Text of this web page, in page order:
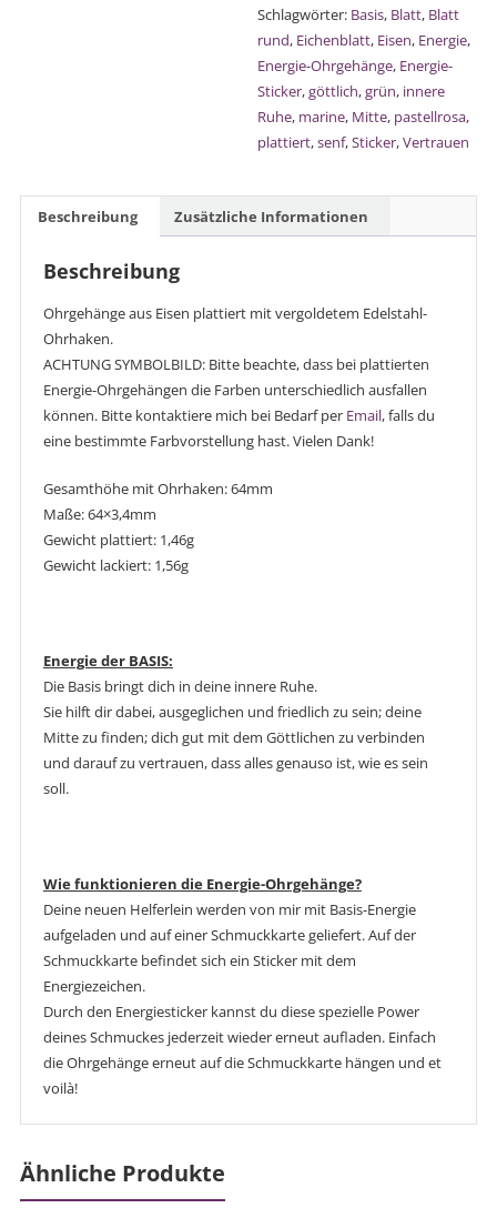
Schlagwörter: Basis, Blatt, Blatt
rund, Eichenblatt, Eisen, Energie,
Energie-Ohrgehänge, Energie-
Sticker,göttlich,grün, innere
Ruhe, marine, Mitte, pastellrosa,
plattiert,senf,Sticker,Vertrauen
Beschreibung Zusätzliche Informationen
Beschreibung
Ohrgehänge aus Eisen plattiert mit vergoldetem Edelstahl-
Ohrhaken.
ACHTUNG SYMBOLBILD: Bitte beachte, dass bei plattierten
Energie-Ohrgehängen die Farben unterschiedlich ausfallen
können. Bitte kontaktiere mich bei Bedarf per Email, falls du
eine bestimmte Farbvorstellung hast. Vielen Dank!
Gesamthöhe mit Ohrhaken: 64mm
Maße: 64×3,4mm
Gewicht plattiert: 1,46g
Gewicht lackiert: 1,56g
Energie der BASIS:
Die Basis bringt dich in deine innere Ruhe.
Sie hilft dir dabei, ausgeglichen und friedlich zu sein; deine
Mitte zu finden; dich gut mit dem Göttlichen zu verbinden
und darauf zu vertrauen, dass alles genauso ist, wie es sein
soll.
Wie funktionieren die Energie-Ohrgehänge?
Deine neuen Helferlein werden von mir mit Basis-Energie
aufgeladen und auf einer Schmuckkarte geliefert. Auf der
Schmuckkarte befindet sich ein Sticker mit dem
Energiezeichen.
Durch den Energiesticker kannst du diese spezielle Power
deines Schmuckes jederzeit wieder erneut aufladen. Einfach
die Ohrgehänge erneut auf die Schmuckkarte hängen und et
voilà!
Ähnliche Produkte